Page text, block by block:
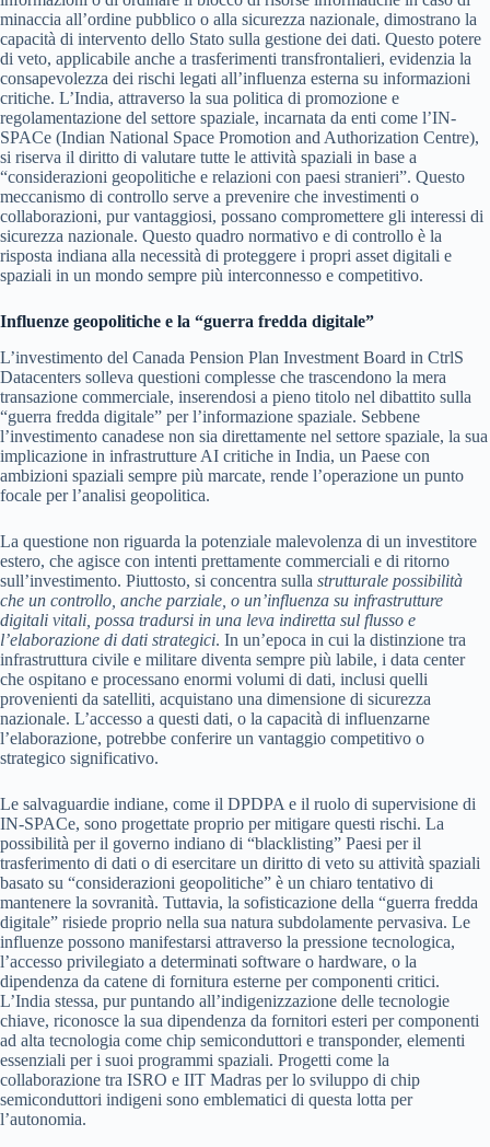
minaccia all’ordine pubblico o alla sicurezza nazionale, dimostrano la
capacità di intervento dello Stato sulla gestione dei dati. Questo potere
di veto, applicabile anche a trasferimenti transfrontalieri, evidenzia la
consapevolezza dei rischi legati all’influenza esterna su informazioni
critiche. L’India, attraverso la sua politica di promozione e
regolamentazione del settore spaziale, incarnata da enti come l’IN-
SPACe (Indian National Space Promotion and Authorization Centre),
si riserva il diritto di valutare tutte le attività spaziali in base a
“considerazioni geopolitiche e relazioni con paesi stranieri”. Questo
meccanismo di controllo serve a prevenire che investimenti o
collaborazioni, pur vantaggiosi, possano compromettere gli interessi di
sicurezza nazionale. Questo quadro normativo e di controllo è la
risposta indiana alla necessità di proteggere i propri asset digitali e
spaziali in un mondo sempre più interconnesso e competitivo.
Influenze geopolitiche e la “guerra fredda digitale”
L’investimento del Canada Pension Plan Investment Board in CtrlS
Datacenters solleva questioni complesse che trascendono la mera
transazione commerciale, inserendosi a pieno titolo nel dibattito sulla
“guerra fredda digitale” per l’informazione spaziale. Sebbene
l’investimento canadese non sia direttamente nel settore spaziale, la sua
implicazione in infrastrutture AI critiche in India, un Paese con
ambizioni spaziali sempre più marcate, rende l’operazione un punto
focale per l’analisi geopolitica.
La questione non riguarda la potenziale malevolenza di un investitore
estero, che agisce con intenti prettamente commerciali e di ritorno
sull’investimento. Piuttosto, si concentra sulla strutturale possibilità
che un controllo, anche parziale, o un’influenza su infrastrutture
digitali vitali, possa tradursi in una leva indiretta sul flusso e
l’elaborazione di dati strategici. In un’epoca in cui la distinzione tra
infrastruttura civile e militare diventa sempre più labile, i data center
che ospitano e processano enormi volumi di dati, inclusi quelli
provenienti da satelliti, acquistano una dimensione di sicurezza
nazionale. L’accesso a questi dati, o la capacità di influenzarne
l’elaborazione, potrebbe conferire un vantaggio competitivo o
strategico significativo.
Le salvaguardie indiane, come il DPDPA e il ruolo di supervisione di
IN-SPACe, sono progettate proprio per mitigare questi rischi. La
possibilità per il governo indiano di “blacklisting” Paesi per il
trasferimento di dati o di esercitare un diritto di veto su attività spaziali
basato su “considerazioni geopolitiche” è un chiaro tentativo di
mantenere la sovranità. Tuttavia, la sofisticazione della “guerra fredda
digitale” risiede proprio nella sua natura subdolamente pervasiva. Le
influenze possono manifestarsi attraverso la pressione tecnologica,
l’accesso privilegiato a determinati software o hardware, o la
dipendenza da catene di fornitura esterne per componenti critici.
L’India stessa, pur puntando all’indigenizzazione delle tecnologie
chiave, riconosce la sua dipendenza da fornitori esteri per componenti
ad alta tecnologia come chip semiconduttori e transponder, elementi
essenziali per i suoi programmi spaziali. Progetti come la
collaborazione tra ISRO e IIT Madras per lo sviluppo di chip
semiconduttori indigeni sono emblematici di questa lotta per
l’autonomia.